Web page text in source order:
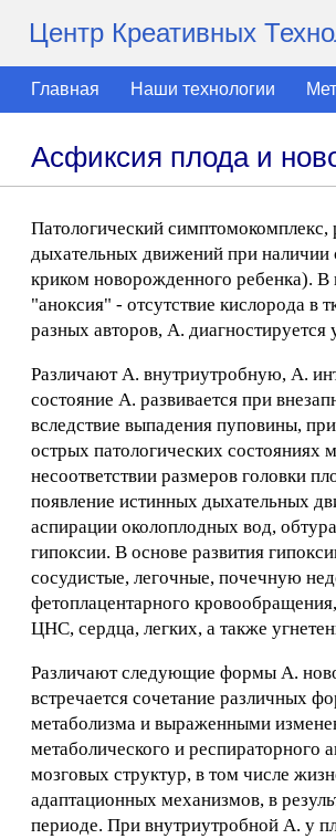
Центр Креативных
Главная Наши технологии
Асфиксия плода и
Патологический симптомокомплекс,
дыхательных движений при наличии
криком новорожденного ребенка). В
"аноксия" - отсутствие кислорода
разных авторов, А.
Различают А. внутриутробную, А.
состояние А. развивается при
вследствие выпадения пуповины,
острых патологических
несоответствии размеров головки
появление истинных дыхательных
аспирации околоплодных вод,
гипоксии. В основе развития
сосудистые, легочные, почечную
фетоплацентарного
ЦНС, сердца, легких, а также
Различают следующие формы А.
встречается сочетание различных
метаболизма и выраженными
метаболического и респираторного
мозговых структур, в том числе
адаптационных механизмов, в
периоде. При внутриутробной А. у